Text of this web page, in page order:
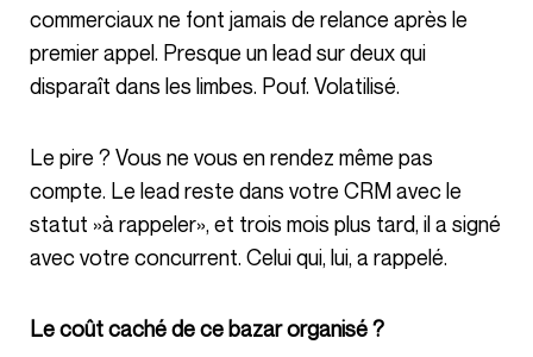
commerciaux ne font jamais de relance après le
premier appel. Presque un lead sur deux qui
disparaît dans les limbes. Pouf. Volatilisé.
Le pire ? Vous ne vous en rendez même pas
compte. Le lead reste dans votre CRM avec le
statut »à rappeler», et trois mois plus tard, il a signé
avec votre concurrent. Celui qui, lui, a rappelé.
Le coût caché de ce bazar organisé ?